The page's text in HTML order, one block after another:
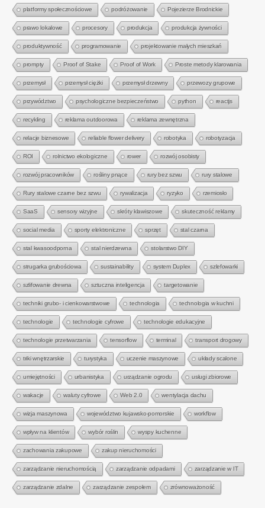
platformy społecznościowe podróżowanie Pojezierze Brodnickie
prawo lokalowe procesory produkcja produkcja żywności
produktywność programowanie projektowanie małych mieszkań
prompty Proof of Stake Proof of Work Proste metody klarowania
przemysł przemysł ciężki przemysł drzewny przewozy grupowe
przywództwo psychologiczne bezpieczeństwo python reactjs
recykling reklama outdoorowa reklama zewnętrzna
relacje biznesowe reliable flower delivery robotyka robotyzacja
ROI rolnictwo ekologiczne rower rozwój osobisty
rozwój pracowników rośliny pnące rury bez szwu rury stalowe
Rury stalowe czarne bez szwu rywalizacja ryzyko rzemiosło
SaaS sensory wizyjne skróty klawiszowe skuteczność reklamy
social media sporty elektroniczne sprzęt stal czarna
stal kwasoodporna stal nierdzewna stolarstwo DIY
strugarka grubościowa sustainability system Duplex szlefowarki
szlifowanie drewna sztuczna inteligencja targetowanie
techniki grubo- i cienkowarstwowe technologia technologia w kuchni
technologie technologie cyfrowe technologie edukacyjne
technologie przetwarzania tensorflow terminal transport drogowy
triki wnętrzarskie turystyka uczenie maszynowe układy scalone
umiejętności urbanistyka urządzanie ogrodu usługi zbiorowe
wakacje waluty cyfrowe Web 2.0 wentylacja dachu
wizja maszynowa województwo kujawsko-pomorskie workflow
wpływ na klientów wybór roślin wyspy kuchenne
zachowania zakupowe zakup nieruchomości
zarządzanie nieruchomością zarządzanie odpadami zarządzanie w IT
zarządzanie zdalne zarządzanie zespołem zrównoważoność